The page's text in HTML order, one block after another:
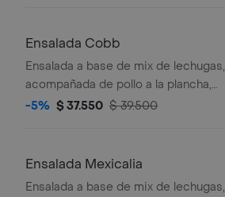
con vinagreta mediterránea.
Ensalada Cobb
Ensalada a base de mix de lechugas,
acompañada de pollo a la plancha,
tomate chonto, huevo duro, tocineta,
recomendada con vinagreta
-5% $ 37.550 $ 39.500
Ensalada Mexicalia
Ensalada a base de mix de lechugas,